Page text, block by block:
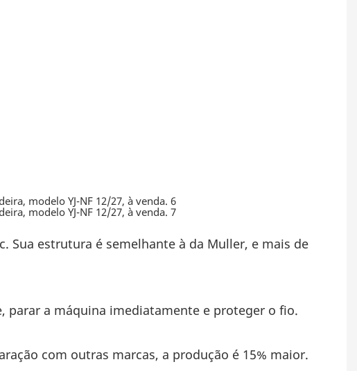
Sua estrutura é semelhante à da Muller, e mais de
a máquina imediatamente e proteger o fio.
com outras marcas, a produção é 15% maior.